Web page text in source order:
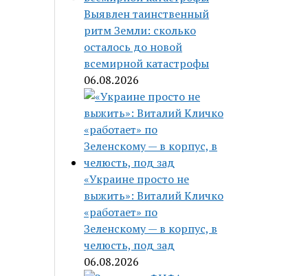
Выявлен таинственный
ритм Земли: сколько
осталось до новой
всемирной катастрофы
06.08.2026
«Украине просто не
выжить»: Виталий Кличко
«работает» по
Зеленскому — в корпус, в
челюсть, под зад
06.08.2026